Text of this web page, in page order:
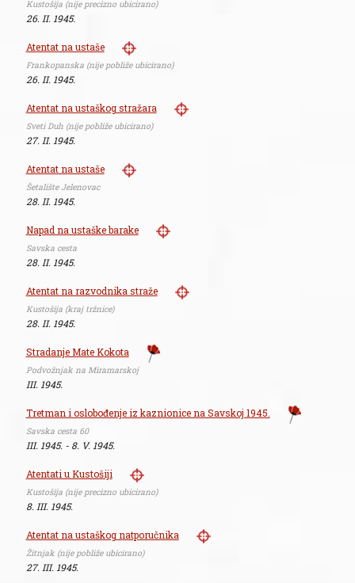
Kustošija (nije precizno ubicirano)
26. II. 1945.
Atentat na ustaše
Frankopanska (nije pobliže ubicirano)
26. II. 1945.
Atentat na ustaškog stražara
Sveti Duh (nije pobliže ubicirano)
27. II. 1945.
Atentat na ustaše
Šetalište Jelenovac
28. II. 1945.
Napad na ustaške barake
Savska cesta
28. II. 1945.
Atentat na razvodnika straže
Kustošija (kraj tržnice)
28. II. 1945.
Stradanje Mate Kokota
Podvožnjak na Miramarskoj
III. 1945.
Tretman i oslobođenje iz kaznionice na Savskoj 1945.
Savska cesta 60
III. 1945. - 8. V. 1945.
Atentati u Kustošiji
Kustošija (nije precizno ubicirano)
8. III. 1945.
Atentat na ustaškog natporučnika
Žitnjak (nije pobliže ubicirano)
27. III. 1945.